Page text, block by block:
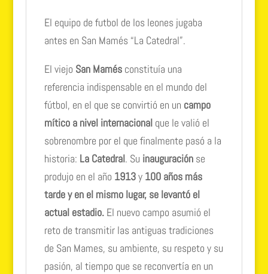
El equipo de futbol de los leones jugaba
antes en San Mamés “La Catedral”.
El viejo San Mamésconstituía una
referencia indispensable en el mundo del
fútbol, en el que se convirtió en un campo
mítico a nivel internacionalque le valió el
sobrenombre por el que finalmente pasó a la
historia: La Catedral. Su inauguraciónse
produjo en el año 1913y 100 años más
tarde y en el mismo lugar, se levantó el
actual estadio. El nuevo campo asumió el
reto de transmitir las antiguas tradiciones
de San Mames, su ambiente, su respeto y su
pasión, al tiempo que se reconvertía en un